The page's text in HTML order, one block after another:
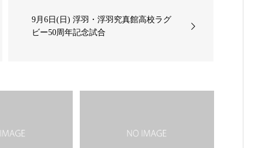
9月6日(日) 浮羽・浮羽究真館高校ラグ
ビー50周年記念試合